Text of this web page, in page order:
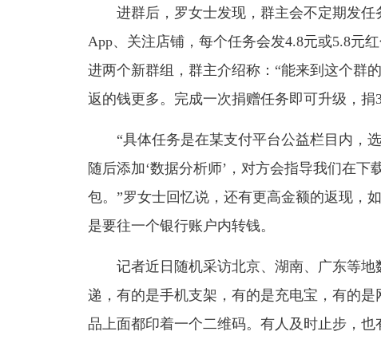
进群后，罗女士发现，群主会不定期发任
App、关注店铺，每个任务会发4.8元或5.8元
进两个新群组，群主介绍称：“能来到这个群
返的钱更多。完成一次捐赠任务即可升级，捐
“具体任务是在某支付平台公益栏目内，选
随后添加‘数据分析师’，对方会指导我们在
包。”罗女士回忆说，还有更高金额的返现，
是要往一个银行账户内转钱。
记者近日随机采访北京、湖南、广东等地
递，有的是手机支架，有的是充电宝，有的
品上面都印着一个二维码。有人及时止步，也